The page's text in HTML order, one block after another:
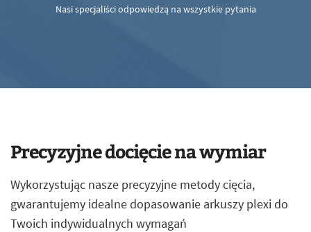
Nasi specjaliści odpowiedzą na wszystkie pytania
Precyzyjne docięcie na wymiar
Wykorzystując nasze precyzyjne metody cięcia,
gwarantujemy idealne dopasowanie arkuszy plexi do
Twoich indywidualnych wymagań